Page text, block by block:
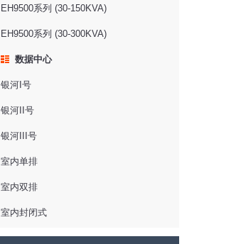
EH9500系列 (30-150KVA)
EH9500系列 (30-300KVA)
数据中心
银河I号
银河II号
银河III号
室内单排
室内双排
室内封闭式